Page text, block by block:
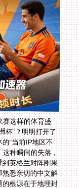
赛这样的体育盛
”？明明打开了
“当前IP地区不
种瞬间的失落，
英格兰对阵刚果
悉亲切的中文解
根源在于地理封
靠谱的回国加速
内内容世界的大